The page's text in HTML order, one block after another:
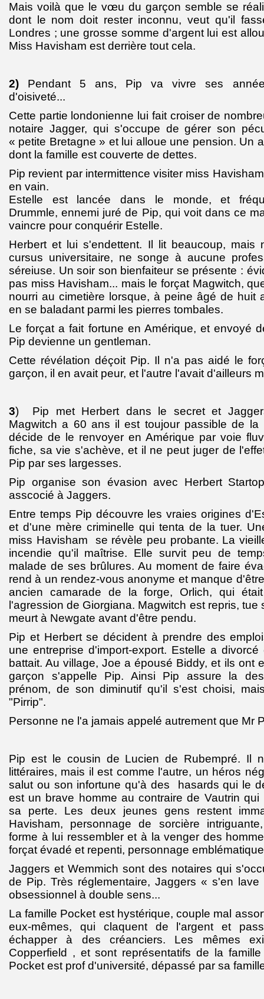
Mais voilà que le vœu du garçon semble se
dont le nom doit rester inconnu, veut qu'il
Londres ; une grosse somme d'argent lui est
Miss Havisham est derrière tout cela.
2) Pendant 5 ans, Pip va vivre ses
d'oisiveté...
Cette partie londonienne lui fait croiser de
notaire Jagger, qui s'occupe de gérer son
« petite Bretagne » et lui alloue une pension. Un
dont la famille est couverte de dettes.
Pip revient par intermittence visiter miss
en vain.
Estelle est lancée dans le monde, et
Drummle, ennemi juré de Pip, qui voit dans ce
vaincre pour conquérir Estelle.
Herbert et lui s'endettent. Il lit beaucoup, mais
cursus universitaire, ne songe à aucune
séreiuse. Un soir son bienfaiteur se présente :
pas miss Havisham... mais le forçat Magwitch,
nourri au cimetière lorsque, à peine âgé de huit
en se baladant parmi les pierres tombales.
Le forçat a fait fortune en Amérique, et envoyé
Pip devienne un gentleman.
Cette révélation déçoit Pip. Il n'a pas aidé le
garçon, il en avait peur, et l'autre l'avait d'ailleurs
3) Pip met Herbert dans le secret et
Magwitch a 60 ans il est toujour passible de la
décide de le renvoyer en Amérique par voie
fiche, sa vie s'achève, et il ne peut juger de
Pip par ses largesses.
Pip organise son évasion avec Herbert
asscocié à Jaggers.
Entre temps Pip découvre les vraies origines
et d'une mère criminelle qui tenta de la tuer.
miss Havisham se révèle peu probante. La
incendie qu'il maîtrise. Elle survit peu de
malade de ses brûlures. Au moment de faire
rend à un rendez-vous anonyme et manque
ancien camarade de la forge, Orlich, qui
l'agression de Giorgiana. Magwitch est repris,
meurt à Newgate avant d'être pendu.
Pip et Herbert se décident à prendre des
une entreprise d'import-export. Estelle a
battait. Au village, Joe a épousé Biddy, et ils ont
garçon s'appelle Pip. Ainsi Pip assure la
prénom, de son diminutif qu'il s'est choisi,
"Pirrip".
Personne ne l'a jamais appelé autrement que Mr
Pip est le cousin de Lucien de Rubempré. Il
littéraires, mais il est comme l'autre, un héros
salut ou son infortune qu'à des hasards qui le
est un brave homme au contraire de Vautrin qui
sa perte. Les deux jeunes gens restent
Havisham, personnage de sorcière
forme à lui ressembler et à la venger des
forçat évadé et repenti, personnage
Jaggers et Wemmich sont des notaires qui
de Pip. Très réglementaire, Jaggers « s'en
obsessionnel à double sens...
La famille Pocket est hystérique, couple mal
eux-mêmes, qui claquent de l'argent et
échapper à des créanciers. Les mêmes
Copperfield , et sont représentatifs de la
Pocket est prof d'université, dépassé par sa